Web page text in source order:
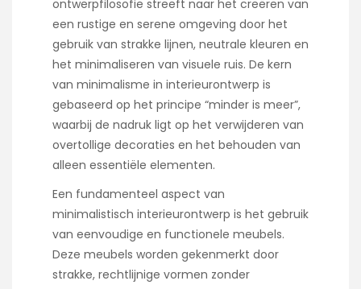
ontwerpfilosofie streeft naar het creëren van
een rustige en serene omgeving door het
gebruik van strakke lijnen, neutrale kleuren en
het minimaliseren van visuele ruis. De kern
van minimalisme in interieurontwerp is
gebaseerd op het principe “minder is meer”,
waarbij de nadruk ligt op het verwijderen van
overtollige decoraties en het behouden van
alleen essentiële elementen.
Een fundamenteel aspect van
minimalistisch interieurontwerp is het gebruik
van eenvoudige en functionele meubels.
Deze meubels worden gekenmerkt door
strakke, rechtlijnige vormen zonder